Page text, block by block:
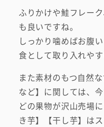
ふりかけや鮭フレー
も良いですね。
しっかり噛めばお腹
食として取り入れやす
また素材のもつ自然
など】に関しては、
どの果物が沢山売場
き芋】【干し芋】は